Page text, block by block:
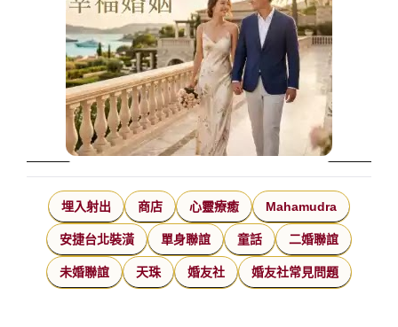
埋入射出 商店 心靈療癒 Mahamudra
安捷台北裝潢 單身聯誼 童話 二婚聯誼
未婚聯誼 天珠 婚友社 婚友社常見問題